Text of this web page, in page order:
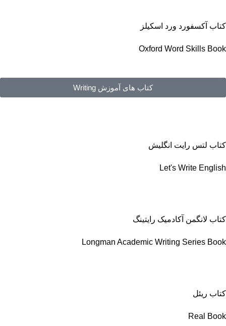
کتاب آکسفورد ورد اسکیلز
Oxford Word Skills Book
کتاب های آموزش Writing
کتاب لتس رایت انگلیش
Let's Write English
کتاب لانگمن آکادمیک رایتینگ
Longman Academic Writing Series Book
کتاب ریئل
Real Book